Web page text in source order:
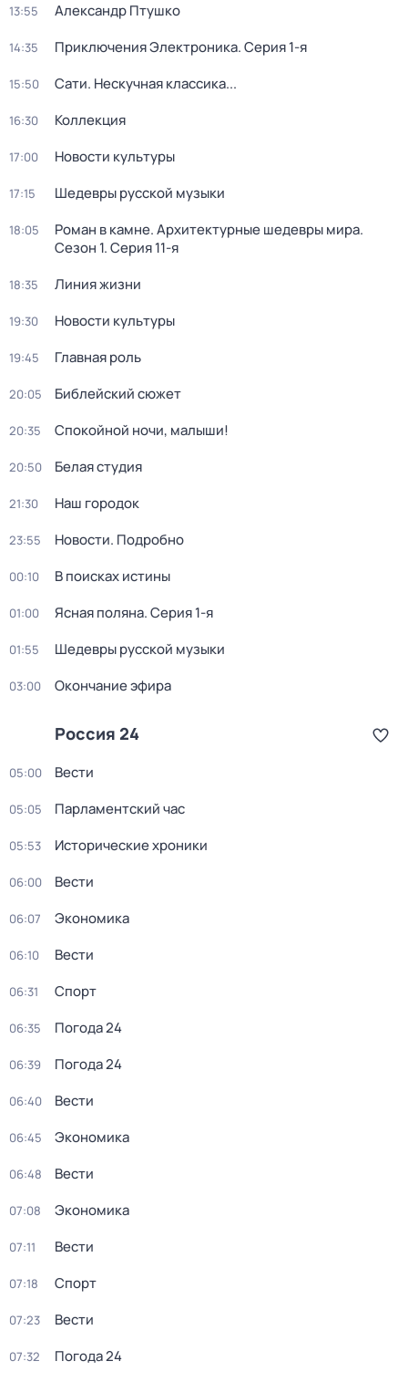
13:55 Александр Птушко
14:35 Приключения Электроника. Серия 1-я
15:50 Сати. Нескучная классика...
16:30 Коллекция
17:00 Новости культуры
17:15 Шедевры русской музыки
18:05 Роман в камне. Архитектурные шедевры мира.
Сезон 1. Серия 11-я
18:35 Линия жизни
19:30 Новости культуры
19:45 Главная роль
20:05 Библейский сюжет
20:35 Спокойной ночи, малыши!
20:50 Белая студия
21:30 Наш городок
23:55 Новости. Подробно
00:10 В поисках истины
01:00 Ясная поляна. Серия 1-я
01:55 Шедевры русской музыки
03:00 Окончание эфира
Россия 24
05:00 Вести
05:05 Парламентский час
05:53 Исторические хроники
06:00 Вести
06:07 Экономика
06:10 Вести
06:31 Спорт
06:35 Погода 24
06:39 Погода 24
06:40 Вести
06:45 Экономика
06:48 Вести
07:08 Экономика
07:11 Вести
07:18 Спорт
07:23 Вести
07:32 Погода 24